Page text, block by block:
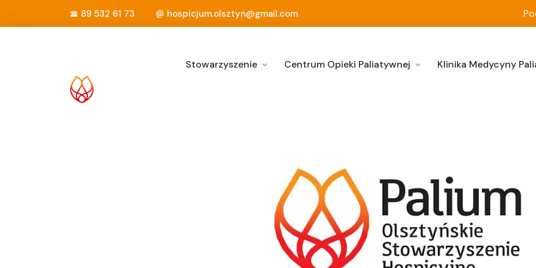
89 532 61 73 hospicjum.olsztyn@gmail.com
Stowarzyszenie Centrum Opieki Paliatywnej Klinika Medycyny